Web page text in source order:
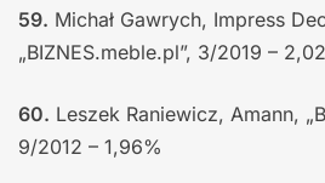
59. Michał Gawrych, Impress
„BIZNES.meble.pl”, 3/2019 –
60. Leszek Raniewicz, Amann,
9/2012 – 1,96%